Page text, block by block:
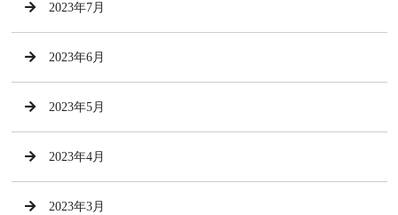
2023年7月
2023年6月
2023年5月
2023年4月
2023年3月